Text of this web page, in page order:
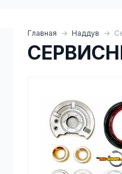
Главная Наддув